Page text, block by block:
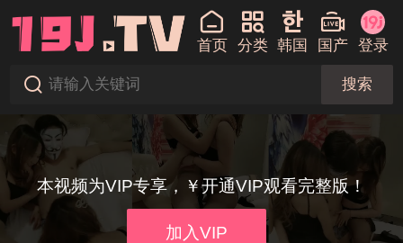
首页 分类 韩国 国产 登录
搜索
本视频为VIP专享，￥开通VIP观看完整版！
加入VIP